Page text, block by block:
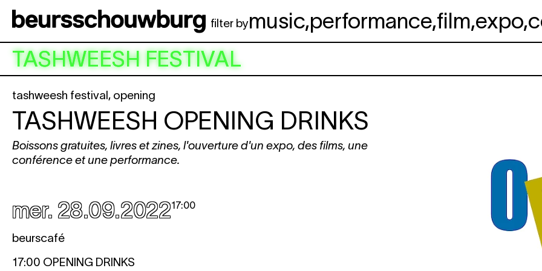
filter bymusic,performance,film,expo,
TASHWEESH FESTIVAL
tashweesh festival , opening
TASHWEESH OPENING DRINKS
Boissons gratuites, livres et zines, l'ouverture d'un expo, des films, une
conférence et une performance.
mer. 28.09.202217:00
beurscafé
17:00 OPENING DRINKS